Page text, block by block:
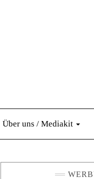
Über uns / Mediakit